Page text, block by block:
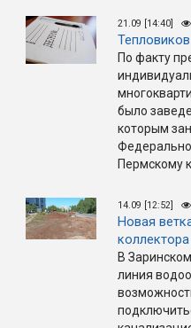
21.09 [14:40]
По факту
было
которым
Пермскому
14.09 [12:52]
Новая
коллектора
В
линия